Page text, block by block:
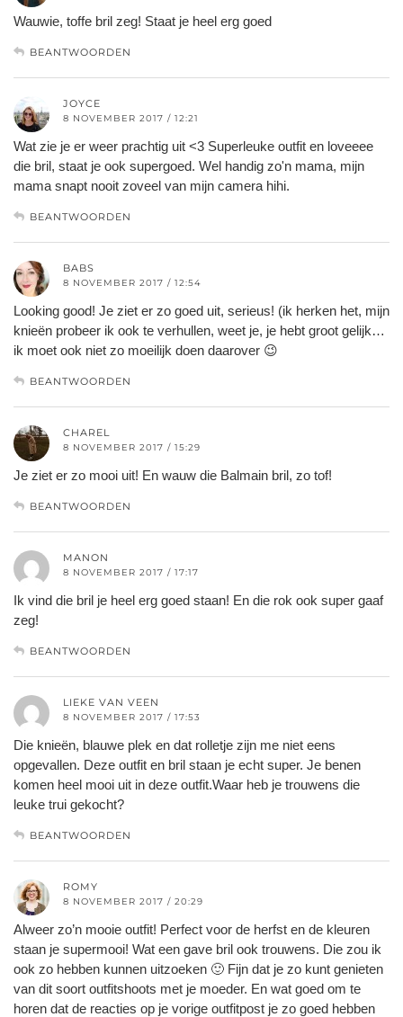
Wauwie, toffe bril zeg! Staat je heel erg goed
BEANTWOORDEN
JOYCE
8 NOVEMBER 2017 / 12:21
Wat zie je er weer prachtig uit <3 Superleuke outfit en loveeee
die bril, staat je ook supergoed. Wel handig zo'n mama, mijn
mama snapt nooit zoveel van mijn camera hihi.
BEANTWOORDEN
BABS
8 NOVEMBER 2017 / 12:54
Looking good! Je ziet er zo goed uit, serieus! (ik herken het, mijn
knieën probeer ik ook te verhullen, weet je, je hebt groot gelijk…
ik moet ook niet zo moeilijk doen daarover 😉
BEANTWOORDEN
CHAREL
8 NOVEMBER 2017 / 15:29
Je ziet er zo mooi uit! En wauw die Balmain bril, zo tof!
BEANTWOORDEN
MANON
8 NOVEMBER 2017 / 17:17
Ik vind die bril je heel erg goed staan! En die rok ook super gaaf
zeg!
BEANTWOORDEN
LIEKE VAN VEEN
8 NOVEMBER 2017 / 17:53
Die knieën, blauwe plek en dat rolletje zijn me niet eens
opgevallen. Deze outfit en bril staan je echt super. Je benen
komen heel mooi uit in deze outfit.Waar heb je trouwens die
leuke trui gekocht?
BEANTWOORDEN
ROMY
8 NOVEMBER 2017 / 20:29
Alweer zo’n mooie outfit! Perfect voor de herfst en de kleuren
staan je supermooi! Wat een gave bril ook trouwens. Die zou ik
ook zo hebben kunnen uitzoeken 🙂 Fijn dat je zo kunt genieten
van dit soort outfitshoots met je moeder. En wat goed om te
horen dat de reacties op je vorige outfitpost je zo goed hebben